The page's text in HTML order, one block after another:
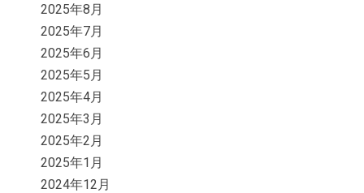
2025年8月
2025年7月
2025年6月
2025年5月
2025年4月
2025年3月
2025年2月
2025年1月
2024年12月